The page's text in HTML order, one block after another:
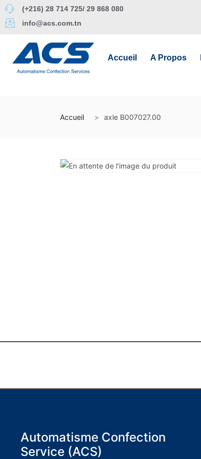
(+216) 28 714 725/ 29 868 080
info@acs.com.tn
Accueil A Propos
Accueil axle B007027.00
Automatisme Confection
Service (ACS)